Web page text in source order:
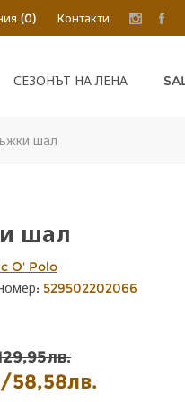
(0) Контакти
СЕЗОНЪТ НА ЛЕНА
шал
шал
O' Polo
529502202066
58,58лв.